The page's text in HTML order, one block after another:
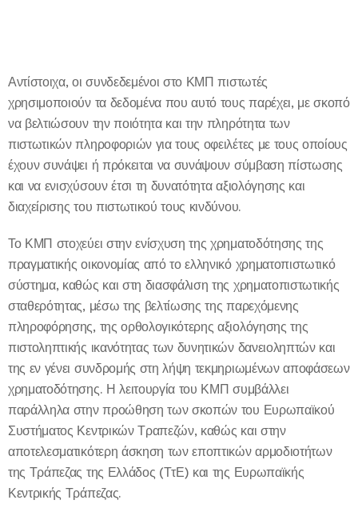
Αντίστοιχα, οι συνδεδεμένοι στο ΚΜΠ πιστωτές
χρησιμοποιούν τα δεδομένα που αυτό τους παρέχει, με σκοπό
να βελτιώσουν την ποιότητα και την πληρότητα των
πιστωτικών πληροφοριών για τους οφειλέτες με τους οποίους
έχουν συνάψει ή πρόκειται να συνάψουν σύμβαση πίστωσης
και να ενισχύσουν έτσι τη δυνατότητα αξιολόγησης και
διαχείρισης του πιστωτικού τους κινδύνου.
Το ΚΜΠ στοχεύει στην ενίσχυση της χρηματοδότησης της
πραγματικής οικονομίας από το ελληνικό χρηματοπιστωτικό
σύστημα, καθώς και στη διασφάλιση της χρηματοπιστωτικής
σταθερότητας, μέσω της βελτίωσης της παρεχόμενης
πληροφόρησης, της ορθολογικότερης αξιολόγησης της
πιστοληπτικής ικανότητας των δυνητικών δανειοληπτών και
της εν γένει συνδρομής στη λήψη τεκμηριωμένων αποφάσεων
χρηματοδότησης. Η λειτουργία του ΚΜΠ συμβάλλει
παράλληλα στην προώθηση των σκοπών του Ευρωπαϊκού
Συστήματος Κεντρικών Τραπεζών, καθώς και στην
αποτελεσματικότερη άσκηση των εποπτικών αρμοδιοτήτων
της Τράπεζας της Ελλάδος (ΤτΕ) και της Ευρωπαϊκής
Κεντρικής Τράπεζας.